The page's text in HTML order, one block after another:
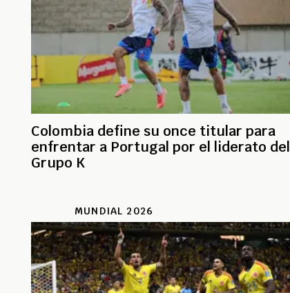
Colombia define su once titular para
enfrentar a Portugal por el liderato del
Grupo K
MUNDIAL 2026